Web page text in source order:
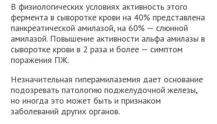
В физиологических условиях активность этого
фермента в сыворотке крови на 40% представлена
панкреатической амилазой, на 60% — слюнной
амилазой. Повышение активности альфа амилазы в
сыворотке крови в 2 раза и более — симптом
поражения ПЖ.
Незначительная гиперамилаземия дает основание
подозревать патологию поджелудочной железы,
но иногда это может быть и признаком
заболеваний других органов.